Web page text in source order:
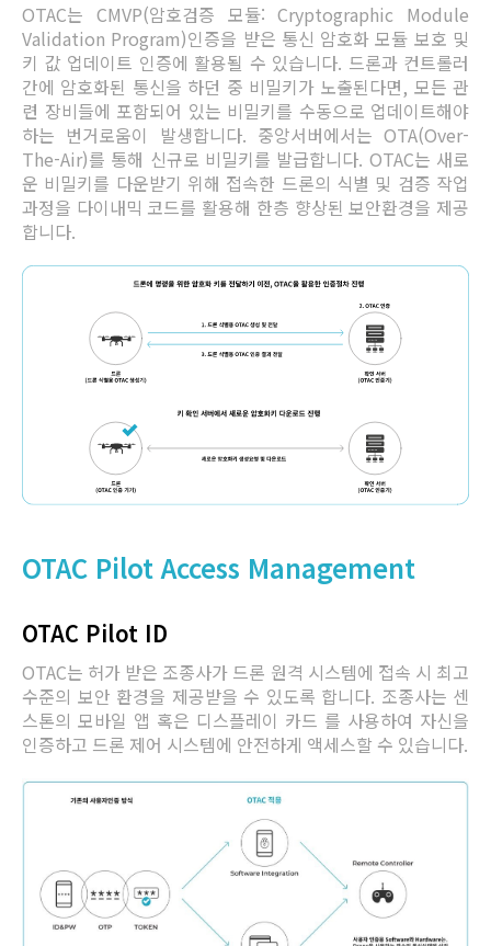
OTAC는 CMVP(암호검증 모듈: Cryptographic Module
Validation Program)인증을 받은 통신 암호화 모듈 보호 및
키 값 업데이트 인증에 활용될 수 있습니다. 드론과 컨트롤러
간에 암호화된 통신을 하던 중 비밀키가 노출된다면, 모든 관
련 장비들에 포함되어 있는 비밀키를 수동으로 업데이트해야
하는 번거로움이 발생합니다. 중앙서버에서는 OTA(Over-
The-Air)를 통해 신규로 비밀키를 발급합니다. OTAC는 새로
운 비밀키를 다운받기 위해 접속한 드론의 식별 및 검증 작업
과정을 다이내믹 코드를 활용해 한층 향상된 보안환경을 제공
합니다.
OTAC Pilot Access Management
OTAC Pilot ID
OTAC는 허가 받은 조종사가 드론 원격 시스템에 접속 시 최고
수준의 보안 환경을 제공받을 수 있도록 합니다. 조종사는 센
스톤의 모바일 앱 혹은 디스플레이 카드 를 사용하여 자신을
인증하고 드론 제어 시스템에 안전하게 액세스할 수 있습니다.